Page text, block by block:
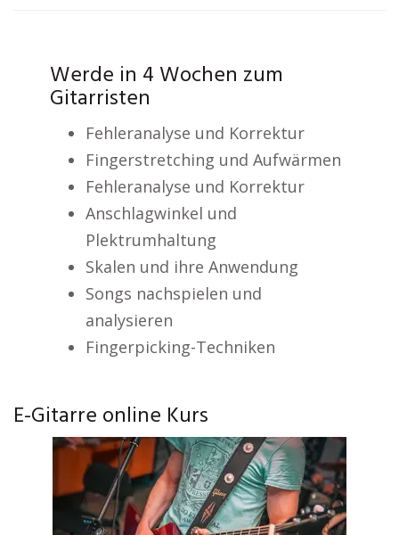
Werde in 4 Wochen zum
Gitarristen
Fehleranalyse und Korrektur
Fingerstretching und Aufwärmen
Fehleranalyse und Korrektur
Anschlagwinkel und
Plektrumhaltung
Skalen und ihre Anwendung
Songs nachspielen und
analysieren
Fingerpicking-Techniken
E-Gitarre online Kurs